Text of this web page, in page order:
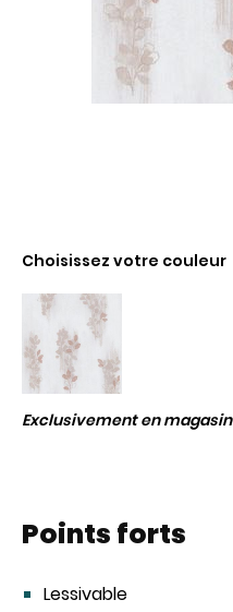
Choisissez votre couleur
Exclusivement en magasin
Points forts
Lessivable